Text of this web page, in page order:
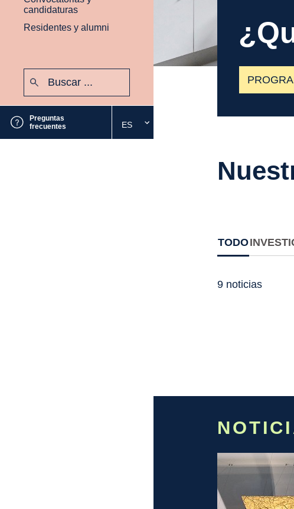
candidaturas
Residentes y alumni
Preguntas
frecuentes
Seleccione
el
ES
TODO
9 noticias